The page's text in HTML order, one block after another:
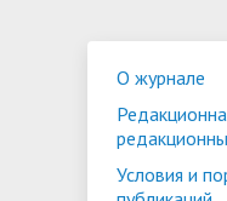
•
• Контакты
• Общежития
• Проект
• Обучение
• Профком
ориентации
«Карьера»
О журнале
Условия и